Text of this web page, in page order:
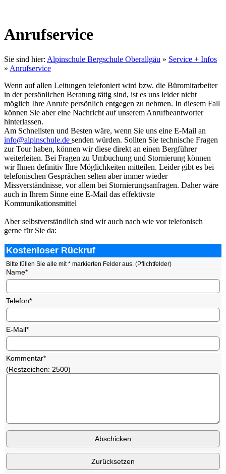
Anrufservice
Sie sind hier: Alpinschule Bergschule Oberallgäu » Service + Infos
» Anrufservice
Wenn auf allen Leitungen telefoniert wird bzw. die Büromitarbeiter
in der persönlichen Beratung tätig sind, ist es uns leider nicht
möglich Ihre Anrufe persönlich entgegen zu nehmen. In diesem Fall
können Sie aber eine Nachricht auf unserem Anrufbeantworter
hinterlassen.
Am Schnellsten und Besten wäre, wenn Sie uns eine E-Mail an
info@alpinschule.de senden würden. Sollten Sie technische Fragen
zur Tour haben, können wir diese direkt an einen Bergführer
weiterleiten. Bei Fragen zu Umbuchung und Stornierung können
wir Ihnen definitiv Ihre Möglichkeiten mitteilen. Leider gibt es bei
telefonischen Gesprächen selten aber immer wieder
Missverständnisse, vor allem bei Stornierungsanfragen. Daher wäre
auch in Ihrem Sinne eine E-Mail das effektivste
Kommunikationsmittel
Aber selbstverständlich sind wir auch nach wie vor telefonisch
gerne für Sie da:
Kostenloser Rückruf
Bitte füllen Sie alle mit * markierten Felder aus. (Pflichtfelder)
Name*
Telefon*
E-Mail*
Kommentar*
(Restzeichen: 2500)